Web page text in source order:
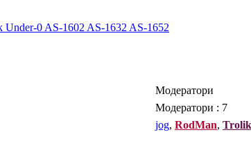
0 AS-1602 AS-1632 AS-1652
Модератори
Модератори : 7
jog, RodMan, Trolik